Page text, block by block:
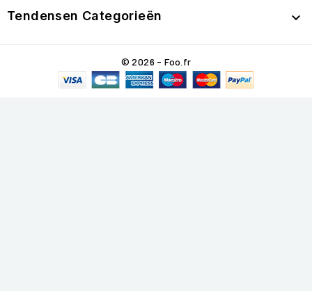
Tendensen Categorieën 
© 2026 - Foo.fr